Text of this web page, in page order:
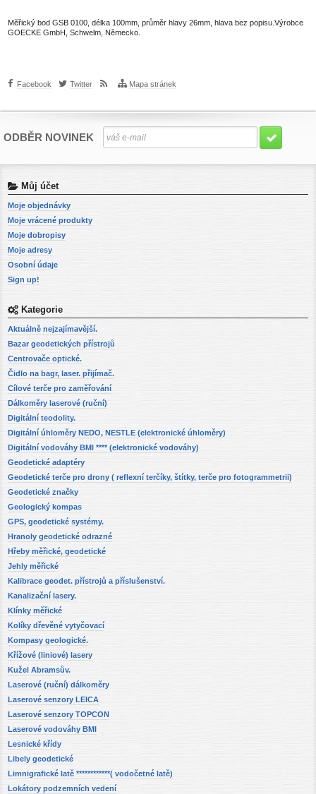
Měřický bod GSB 0100, délka 100mm, průměr hlavy 26mm, hlava bez popisu.Výrobce
GOECKE GmbH, Schwelm, Německo.
Facebook Twitter Mapa stránek
ODBĚR NOVINEK
Můj účet
Moje objednávky
Moje vrácené produkty
Moje dobropisy
Moje adresy
Osobní údaje
Sign up!
Kategorie
Aktuálně nejzajímavější.
Bazar geodetických přístrojů
Centrovače optické.
Čidlo na bagr, laser. přijímač.
Cílové terče pro zaměřování
Dálkoměry laserové (ruční)
Digitální teodolity.
Digitální úhloměry NEDO, NESTLE (elektronické úhloměry)
Digitální vodováhy BMI **** (elektronické vodováhy)
Geodetické adaptéry
Geodetické terče pro drony ( reflexní terčíky, štítky, terče pro fotogrammetrii)
Geodetické značky
Geologický kompas
GPS, geodetické systémy.
Hranoly geodetické odrazné
Hřeby měřické, geodetické
Jehly měřické
Kalibrace geodet. přístrojů a příslušenství.
Kanalizační lasery.
Klínky měřické
Kolíky dřevěné vytyčovací
Kompasy geologické.
Křížové (liniové) lasery
Kužel Abramsův.
Laserové (ruční) dálkoměry
Laserové senzory LEICA
Laserové senzory TOPCON
Laserové vodováhy BMI
Lesnické křídy
Libely geodetické
Limnigrafické latě ************( vodočetné latě)
Lokátory podzemních vedení